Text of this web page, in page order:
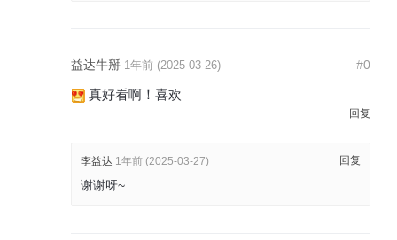
益达牛掰 1年前 (2025-03-26) #0
真好看啊！喜欢
回复
李益达 1年前 (2025-03-27)
谢谢呀~
回复